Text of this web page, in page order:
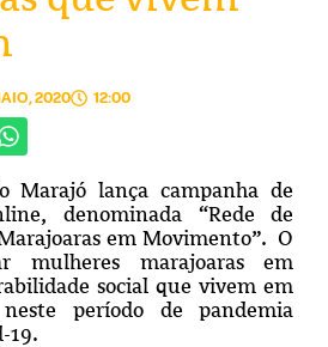
2020 12:00
Marajó lança campanha de
denominada “Rede de
em Movimento”. O
mulheres marajoaras em
social que vivem em
período de pandemia
19.